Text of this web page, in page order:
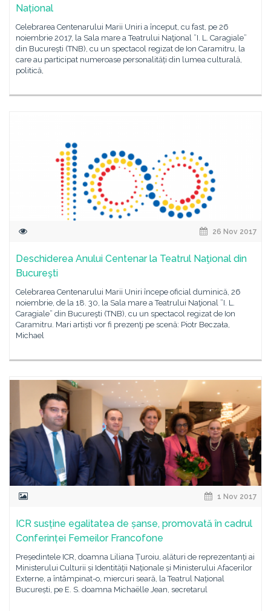
Național
Celebrarea Centenarului Marii Uniri a început, cu fast, pe 26
noiembrie 2017, la Sala mare a Teatrului Naţional ”I. L. Caragiale”
din Bucureşti (TNB), cu un spectacol regizat de Ion Caramitru, la
care au participat numeroase personalități din lumea culturală,
politică,
26 Nov 2017
Deschiderea Anului Centenar la Teatrul Naţional din
Bucureşti
Celebrarea Centenarului Marii Uniri începe oficial duminică, 26
noiembrie, de la 18. 30, la Sala mare a Teatrului Naţional ”I. L.
Caragiale” din Bucureşti (TNB), cu un spectacol regizat de Ion
Caramitru. Mari artiști vor fi prezenţi pe scenă: Piotr Beczała,
Michael
1 Nov 2017
ICR susține egalitatea de șanse, promovată în cadrul
Conferinței Femeilor Francofone
Președintele ICR, doamna Liliana Țuroiu, alături de reprezentanți ai
Ministerului Culturii și Identității Naționale și Ministerului Afacerilor
Externe, a întâmpinat-o, miercuri seară, la Teatrul Național
București, pe E. S. doamna Michaëlle Jean, secretarul